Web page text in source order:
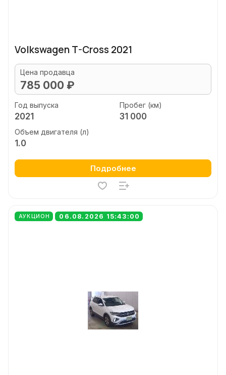
Volkswagen T-Cross 2021
Цена продавца
785 000 ₽
Год выпуска
2021
Пробег (км)
31 000
Объем двигателя (л)
1.0
Подробнее
АУКЦИОН 06.08.2026 15:43:00